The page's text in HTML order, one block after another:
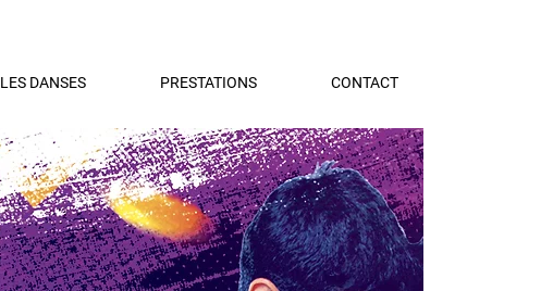
LES DANSES PRESTATIONS CONTACT